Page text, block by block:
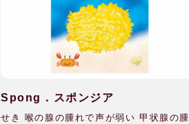
Spong．スポンジア
せき 喉の腺の腫れで声が弱い 甲状腺の腫